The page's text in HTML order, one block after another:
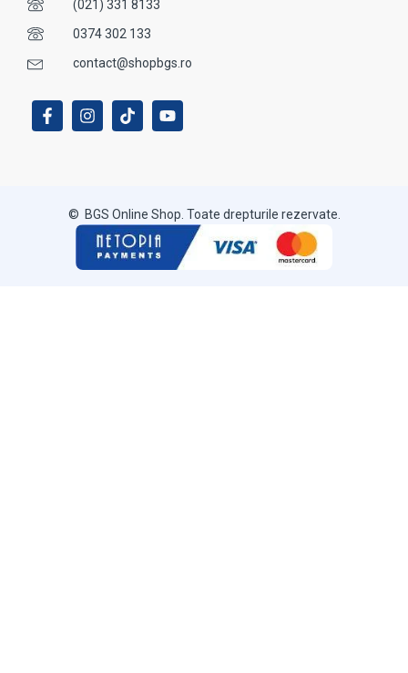
(021) 331 8133
0374 302 133
contact@shopbgs.ro
© BGS Online Shop. Toate drepturile rezervate.